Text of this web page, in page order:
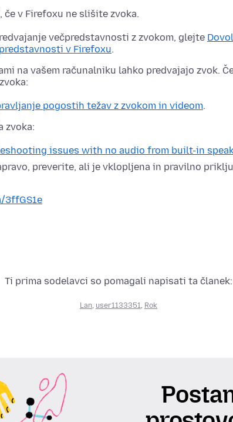
če v Firefoxu ne slišite zvoka.
večpredstavnosti z zvokom, glejte
v Firefoxu.
na vašem računalniku lahko predvajajo zvok.
pogostih težav z zvokom in videom.
zvoka:
issues with no audio from built-in
preverite, ali je vklopljena in pravilno
3ffGS1e
Ti prima sodelavci so pomagali napisati ta članek:
Lan, user1133351, Rok